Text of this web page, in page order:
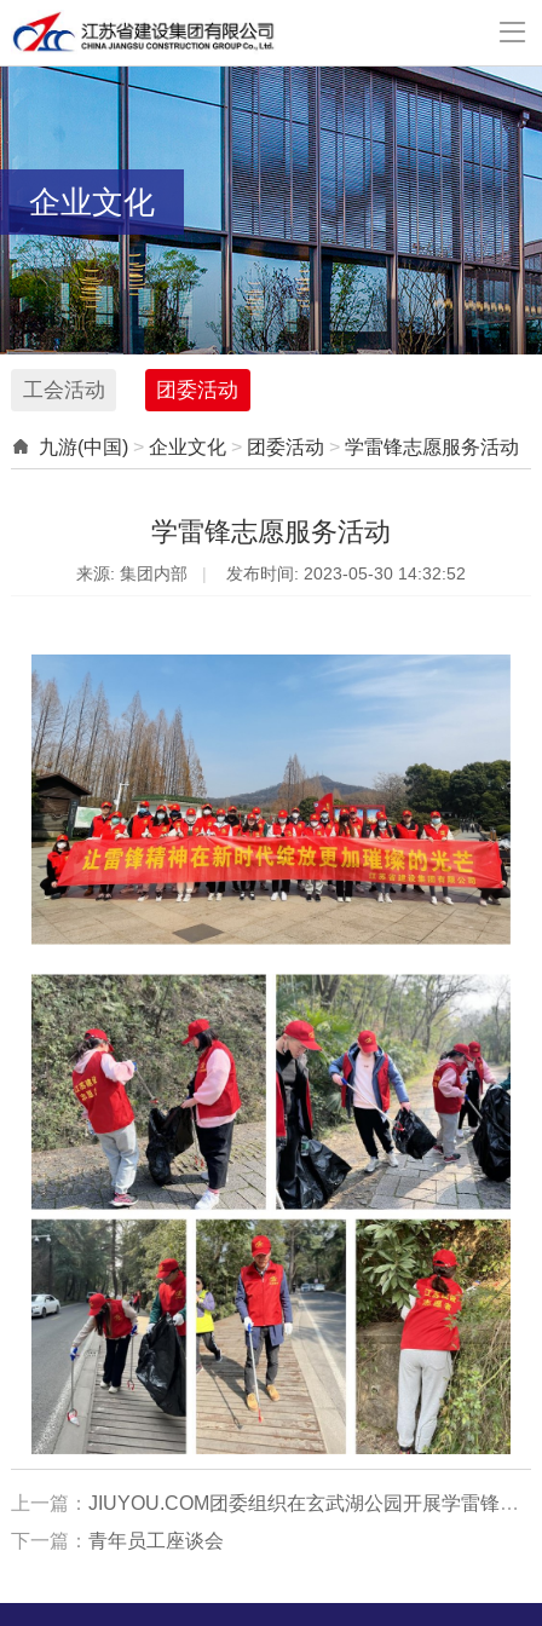

企业文化
工会活动 团委活动
 九游(中国) >企业文化 > 团委活动 >学雷锋志愿服务活动
学雷锋志愿服务活动
来源: 集团内部 发布时间: 2023-05-30 14:32:52
上一篇： JIUYOU.COM团委组织在玄武湖公园开展学雷锋志愿服务活动
下一篇： 青年员工座谈会